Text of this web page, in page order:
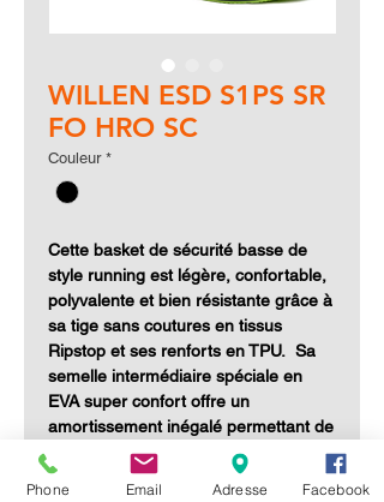
WILLEN ESD S1PS SR
FO HRO SC
Couleur *
Cette basket de sécurité basse de
style running est légère, confortable,
polyvalente et bien résistante grâce à
sa tige sans coutures en tissus
Ripstop et ses renforts en TPU. Sa
semelle intermédiaire spéciale en
EVA super confort offre un
amortissement inégalé permettant de
réduire la fatigue à la fin de la
journée. Elle fait partie de la
Phone Email Adresse Facebook